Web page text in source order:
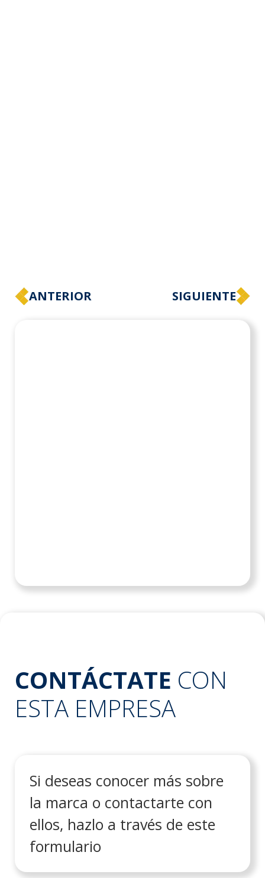
ANTERIOR SIGUIENTE
CONTÁCTATE CON
ESTA EMPRESA
Si deseas conocer más sobre
la marca o contactarte con
ellos, hazlo a través de este
formulario